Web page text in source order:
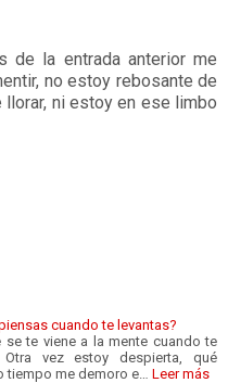
de la entrada anterior me
no estoy rebosante de
ni estoy en ese limbo
cuando te levantas?
se te viene a la mente cuando te
Otra vez estoy despierta, qué
tiempo me demoro e… Leer más